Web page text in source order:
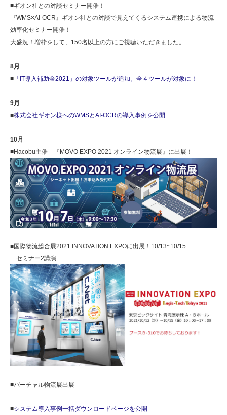
■ギオン社との対談セミナー開催！
『WMS×AI-OCR』ギオン社との対談で見えてくるシステム連携による物流
効率化セミナー開催！
大盛況！増枠をして、150名以上の方にご視聴いただきました。
8月
■ 「IT導入補助金2021」の対象ツールが追加。全４ツールが対象に！
9月
■株式会社ギオン様へのWMSとAI-OCRの導入事例を公開
10月
■Hacobu主催 『MOVO EXPO 2021 オンライン物流展』に出展！
■国際物流総合展2021 INNOVATION EXPOに出展！10/13~10/15
セミナー2講演
■バーチャル物流展出展
■システム導入事例一括ダウンロードページを公開